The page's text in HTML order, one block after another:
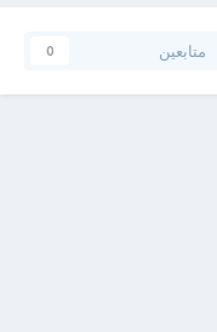
متابعين 0